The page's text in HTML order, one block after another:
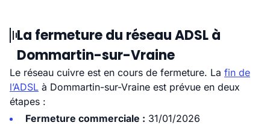
La fermeture du réseau ADSL à
Dommartin-sur-Vraine
Le réseau cuivre est en cours de fermeture. La fin de
l’ADSL à Dommartin-sur-Vraine est prévue en deux
étapes :
Fermeture commerciale : 31/01/2026